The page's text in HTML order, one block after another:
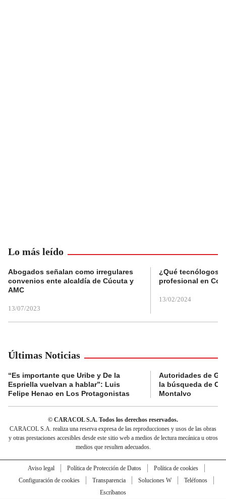
Lo más leído
Abogados señalan como irregulares
convenios ente alcaldía de Cúcuta y
AMC
13/07/2023
¿Qué tecnólogos
profesional en
13/02/2024
Últimas Noticias
“Es importante que Uribe y De la
Espriella vuelvan a hablar”: Luis
Felipe Henao en Los Protagonistas
Autoridades de
la búsqueda de
Montalvo
© CARACOL S.A. Todos los derechos reservados.
CARACOL S.A. realiza una reserva expresa de las reproducciones y usos de las obras
y otras prestaciones accesibles desde este sitio web a medios de lectura mecánica u otros
medios que resulten adecuados.
Aviso legal Política de Protección de Datos
Política de cookies
Configuración de cookies
Transparencia Soluciones W
Teléfonos
Escríbanos